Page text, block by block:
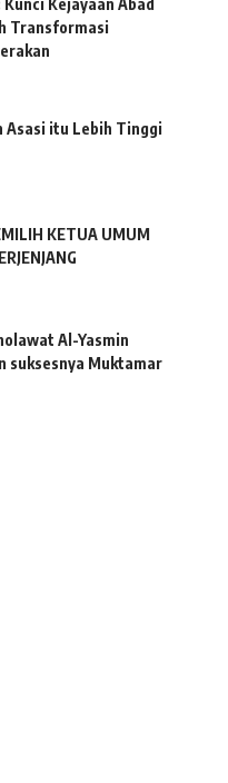
Transformasi
Asasi itu Lebih Tinggi
KETUA UMUM
Al-Yasmin
suksesnya Muktamar